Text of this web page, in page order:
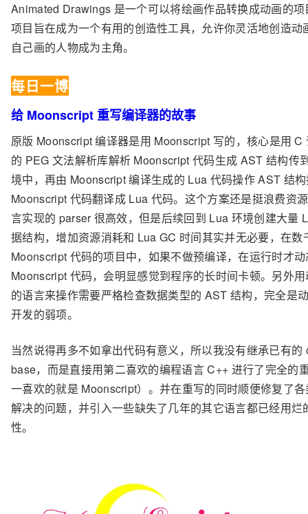
Animated Drawings 是一个可以将绘画作品转换成动画的项
项目旨在成为一个有用的创造性工具，允许你灵活地创造动
自己画的人物成为主角。
每日一博
给 Moonscript 重写编译器的故事
原版 Moonscript 编译器是用 Moonscript 写的，核心是用 C
的 PEG 文法解析库解析 Moonscript 代码生成 AST 结构传
境中，再由 Moonscript 编译生成的 Lua 代码操作 AST 结
Moonscript 代码翻译成 Lua 代码。这个方案还是挺浪费资
言实现的 parser 很高效，但是后续回到 Lua 环境创建大量
据结构，增加资源消耗和 Lua GC 时间其实并无必要，在数
Moonscript 代码的项目中，如果不做预编译，在运行时才
Moonscript 代码，会明显感觉到程序的长时间卡顿。另外
的语言来操作需要严格检查数据类型的 AST 结构，完全是
开发的弱项。
当然说得再多不如拿出代码有意义，所以我没有继承已有的
base，而是直接用第二喜欢的编程语言 C++ 进行了完全的
一喜欢的就是 Moonscript）。并在重写的同时顺便修复了
解决的问题，并引入一些缺失了几年的其它语言都已经用烂
性。